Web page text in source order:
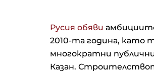
Русия обяви
2010-та година, като
многократни
Казан.